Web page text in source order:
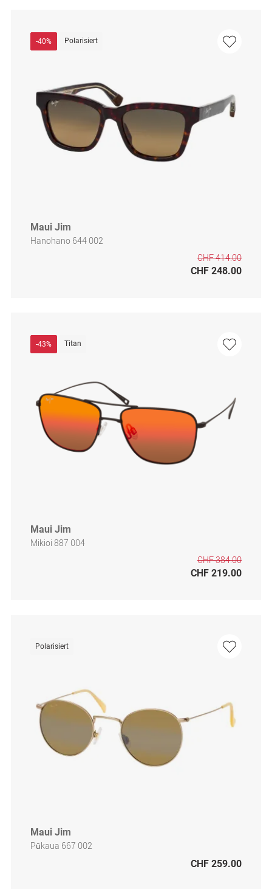
-40% Polarisiert
Maui Jim
Hanohano 644 002
CHF 414.00
CHF 248.00
-43% Titan
Maui Jim
Mikioi 887 004
CHF 384.00
CHF 219.00
Polarisiert
Maui Jim
Pūkaua 667 002
CHF 259.00